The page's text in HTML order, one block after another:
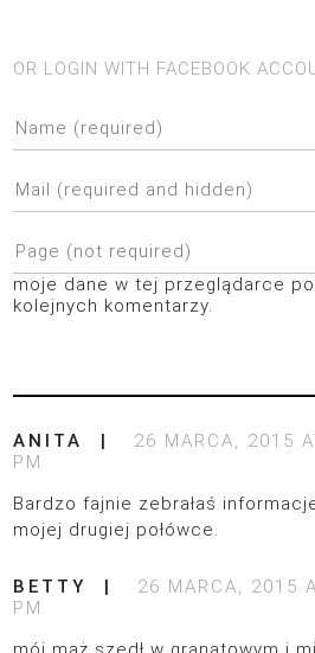
OR LOGIN WITH FACEBOOK
moje dane w tej przeglądarce
kolejnych komentarzy.
ANITA
26 MARCA, 2015
PM
Bardzo fajnie zebrałaś
mojej drugiej połówce.
BETTY
26 MARCA, 2015
PM